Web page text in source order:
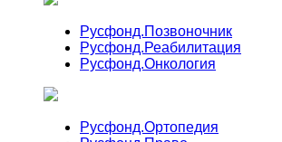
Русфонд.Позвоночник
Русфонд.Реабилитация
Русфонд.Онкология
Русфонд.Ортопедия